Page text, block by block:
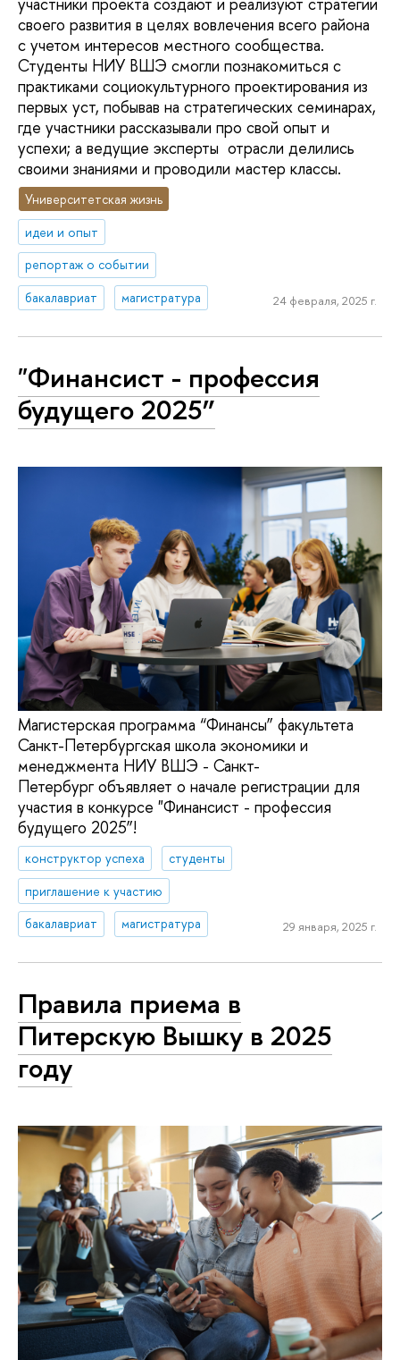
своего развития в целях вовлечения всего района
с учетом интересов местного сообщества.
Студенты НИУ ВШЭ смогли познакомиться с
практиками социокультурного проектирования из
первых уст, побывав на стратегических семинарах,
где участники рассказывали про свой опыт и
успехи; а ведущие эксперты отрасли делились
своими знаниями и проводили мастер классы.
Университетская жизнь
идеи и опыт
репортаж о событии
бакалавриат
магистратура 24 февраля, 2025 г.
"Финансист - профессия
будущего 2025”
Магистерская программа “Финансы” факультета
Санкт-Петербургская школа экономики и
менеджмента НИУ ВШЭ - Санкт-
Петербург объявляет о начале регистрации для
участия в конкурсе "Финансист - профессия
будущего 2025”!
конструктор успеха
студенты
приглашение к участию
бакалавриат
магистратура 29 января, 2025 г.
Правила приема в
Питерскую Вышку в 2025
году